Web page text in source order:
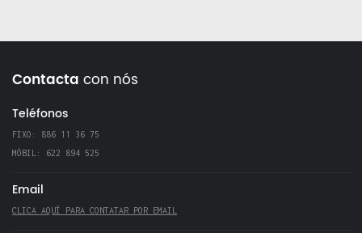
Contacta con nós
Teléfonos
FIXO: 886 11 36 75
MÓBIL: 622 894 525
Email
CLICA AQUÍ PARA CONTATAR POR EMAIL